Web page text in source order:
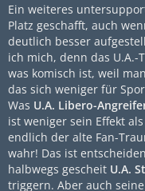
Ein weiteres
Platz geschafft, auch
deutlich besser
ich mich, denn das U.A.-
was komisch ist, weil
das sich weniger für
Was U.A. Libero-
ist weniger sein Effekt
endlich der alte Fan-
wahr! Das ist
halbwegs gescheit U.A.
triggern. Aber auch